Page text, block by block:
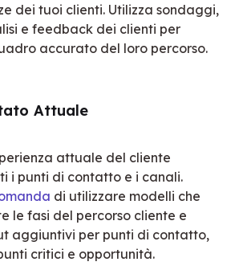
dei tuoi clienti. Utilizza sondaggi,
e feedback dei clienti per
accurato del loro percorso.
Attuale
attuale del cliente
di utilizzare modelli che
le fasi del percorso cliente e
aggiuntivi per punti di contatto,
critici e opportunità.